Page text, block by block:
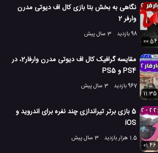
نگاهی به بخش بتا بازی کال اف دیوتی مدرن
وارفر 2
98 بازدید
3 سال پیش
00:54
مقایسه گرافیک کال اف دیوتی مدرن وارفار2، در
PS4 و PS5
967 بازدید
3 سال پیش
11:35
5 بازی برتر تیراندازی چند نفره برای اندروید و
iOS
1.5 هزار بازدید
3 سال پیش
01:46